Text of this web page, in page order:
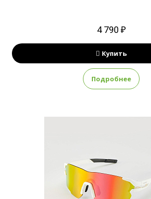
4 790 ₽
Купить
Подробнее